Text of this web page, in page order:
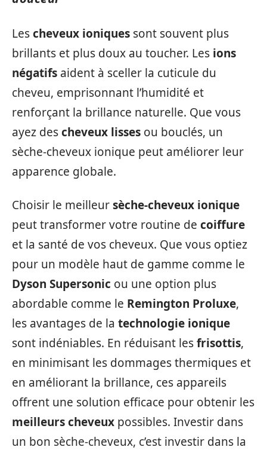
Lescheveux ioniques sont souvent plus
brillants et plus doux au toucher. Les ions
négatifs aident à sceller la cuticule du
cheveu, emprisonnant l’humidité et
renforçant la brillance naturelle. Que vous
ayez descheveux lisses ou bouclés, un
sèche-cheveux ionique peut améliorer leur
apparence globale.
Choisir le meilleursèche-cheveux ionique
peut transformer votre routine de coiffure
et la santé de vos cheveux. Que vous optiez
pour un modèle haut de gamme comme le
Dyson Supersonic ou une option plus
abordable comme le Remington Proluxe,
les avantages de la technologie ionique
sont indéniables. En réduisant lesfrisottis,
en minimisant les dommages thermiques et
en améliorant la brillance, ces appareils
offrent une solution efficace pour obtenir les
meilleurs cheveux possibles. Investir dans
un bon sèche-cheveux, c’est investir dans la